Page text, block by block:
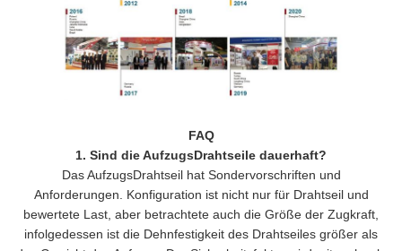
FAQ
1. Sind die AufzugsDrahtseile dauerhaft?
Das AufzugsDrahtseil hat Sondervorschriften und
Anforderungen. Konfiguration ist nicht nur für Drahtseil und
bewertete Last, aber betrachtete auch die Größe der Zugkraft,
infolgedessen ist die Dehnfestigkeit des Drahtseiles größer als